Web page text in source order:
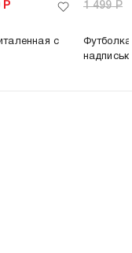
Р
с
1 499Р
надписью